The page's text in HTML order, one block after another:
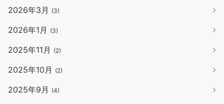
2026年3月 (3)
2026年1月 (3)
2025年11月 (2)
2025年10月 (2)
2025年9月 (4)